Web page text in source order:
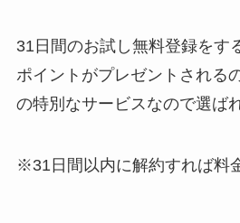
31日間のお試し無料登録をす
ポイントがプレゼントされる
の特別なサービスなので選ば
※31日間以内に解約すれば料